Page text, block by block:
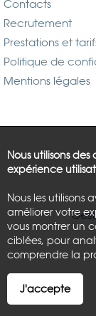
Contacts
Recrutement
Prestations et
Politique de
Mentions légales
Nous utilisons
expérience
Nous les utilisons
améliorer votre
vous montrer un
ciblées, pour
comprendre la
J'accepte